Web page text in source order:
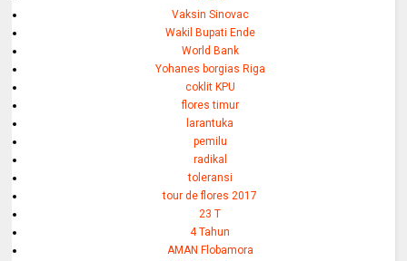
Vaksin Sinovac
Wakil Bupati Ende
World Bank
Yohanes borgias Riga
coklit KPU
flores timur
larantuka
pemilu
radikal
toleransi
tour de flores 2017
23 T
4 Tahun
AMAN Flobamora